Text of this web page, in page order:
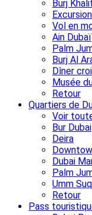
Burj
Vol en
Ain Dubaï
Palm
Burj Al
Dîner
Musée
Retour
Quartiers de
Voir
Bur Dubai
Deira
Dubai
Palm
Umm
Retour
Pass